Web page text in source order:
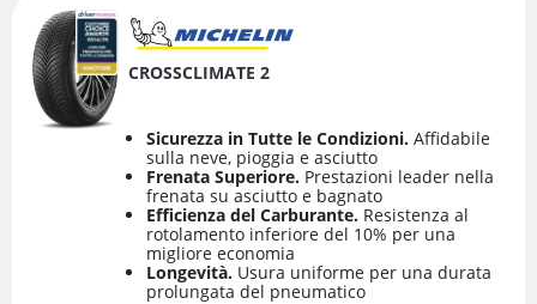
CROSSCLIMATE 2
Sicurezza in Tutte le Condizioni. Affidabile
sulla neve, pioggia e asciutto
Frenata Superiore. Prestazioni leader nella
frenata su asciutto e bagnato
Efficienza del Carburante. Resistenza al
rotolamento inferiore del 10% per una
migliore economia
Longevità. Usura uniforme per una durata
prolungata del pneumatico